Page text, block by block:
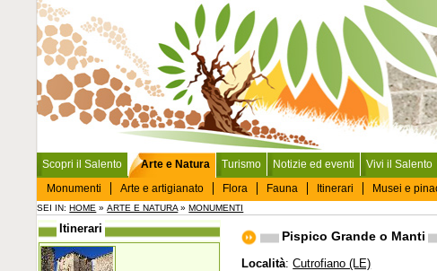
Scopri il Salento
Arte e Natura
Monumenti
Arte e artigianato Flora Fauna Itinerari Musei e
Turismo Notizie ed eventi Vivi il Salento
SEI IN:HOME »ARTE E NATURA »MONUMENTI
Pispico Grande o Manti
Località:Cutrofiano (LE)
Itinerari